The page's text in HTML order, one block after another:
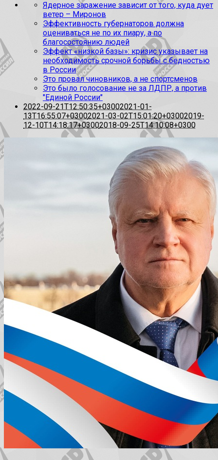
Ядерное заражение зависит от того, куда дует
ветер – Миронов
Эффективность губернаторов должна
оцениваться не по их пиару, а по
благосостоянию людей
Эффект «низкой базы»: кризис указывает на
необходимость срочной борьбы с бедностью
в России
Это провал чиновников, а не спортсменов
Это было голосование не за ЛДПР, а против
"Единой России"
2022-09-21T12:50:35+03002021-01-
13T16:55:07+03002021-03-02T15:01:20+03002019-
12-10T14:18:17+03002018-09-25T14:10:08+0300